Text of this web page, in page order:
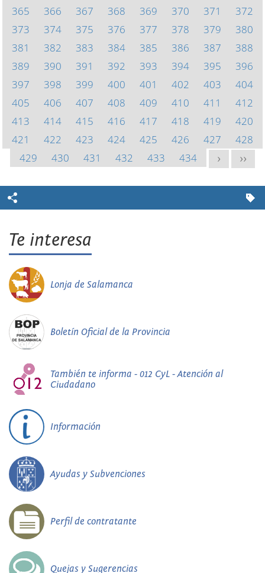
365
366 367 368 369 370 371
372
373
374 375 376 377 378 379
380
381
382 383 384 385 386 387
388
389
390 391 392 393 394 395
396
397
398 399 400 401 402 403
404
405
406 407 408 409 410 411
412
413
414 415 416 417 418 419
420
421
422 423 424 425 426 427
428
429
430 431 432 433 434 > >>
Te interesa
Lonja de Salamanca
Boletín Oficial de la Provincia
También te informa - 012 CyL - Atención al
Ciudadano
Información
Ayudas y Subvenciones
Perfil de contratante
Quejas y Sugerencias